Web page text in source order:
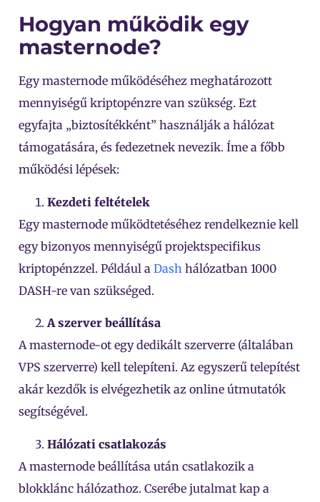
Hogyan működik egy
masternode?
Egy masternode működéséhez meghatározott
mennyiségű kriptopénzre van szükség. Ezt
egyfajta „biztosítékként” használják a hálózat
támogatására, és fedezetnek nevezik. Íme a főbb
működési lépések:
Kezdeti feltételek
Egy masternode működtetéséhez rendelkeznie kell
egy bizonyos mennyiségű projektspecifikus
kriptopénzzel. Például a Dash hálózatban 1000
DASH-re van szükséged.
A szerver beállítása
A masternode-ot egy dedikált szerverre (általában
VPS szerverre) kell telepíteni. Az egyszerű telepítést
akár kezdők is elvégezhetik az online útmutatók
segítségével.
Hálózati csatlakozás
A masternode beállítása után csatlakozik a
blokklánc hálózathoz. Cserébe jutalmat kap a